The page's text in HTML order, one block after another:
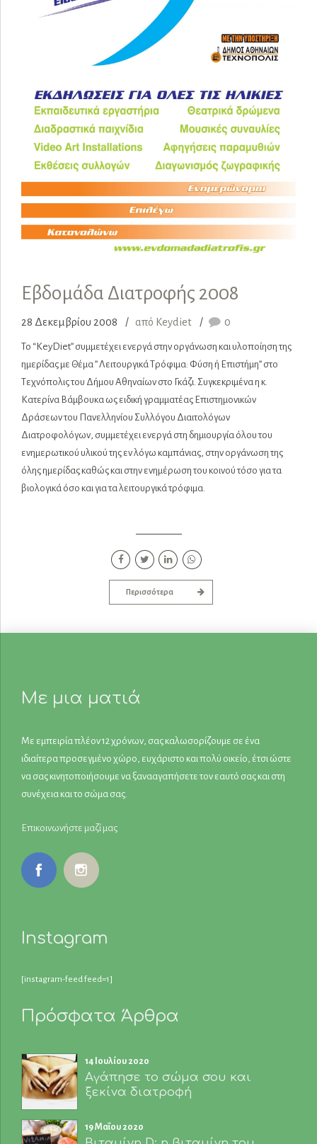
Εβδομάδα Διατροφής 2008
28 Δεκεμβρίου 2008 από Keydiet 0
To “KeyDiet” συμμετέχει ενεργά στην οργάνωση και υλοποίηση της
ημερίδας με Θέμα ” Λειτουργικά Τρόφιμα: Φύση ή Επιστήμη” στο
Τεχνόπολις του Δήμου Αθηναίων στο Γκάζι. Συγκεκριμένα η κ.
Κατερίνα Βάμβουκα ως ειδική γραμματέας Επιστημονικών
Δράσεων του Πανελληνίου Συλλόγου Διαιτολόγων
Διατροφολόγων, συμμετέχει ενεργά στη δημιουργία όλου του
ενημερωτικού υλικού της εν λόγω καμπάνιας, στην οργάνωση της
όλης ημερίδας καθώς και στην ενημέρωση του κοινού τόσο για τα
βιολογικά όσο και για τα λειτουργικά τρόφιμα.
Περισσότερα
Με μια ματιά
Με εμπειρία πλέον 12 χρόνων, σας καλωσορίζουμε σε ένα
ιδιαίτερα προσεγμένο χώρο, ευχάριστο και πολύ οικείο, έτσι ώστε
να σας κινητοποιήσουμε να ξανααγαπήσετε τον εαυτό σας και στη
συνέχεια και το σώμα σας.
Επικοινωνήστε μαζί μας
Instagram
[instagram-feed feed=1]
Πρόσφατα Άρθρα
14 Ιουλίου 2020
Αγάπησε το σώμα σου και
ξεκίνα διατροφή
19 Μαΐου 2020